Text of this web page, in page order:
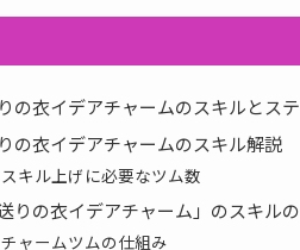
の衣イデアチャームのスキルとス
の衣イデアチャームのスキル解説
スキル上げに必要なツム数
送りの衣イデアチャーム」のスキル
チャームツムの仕組み